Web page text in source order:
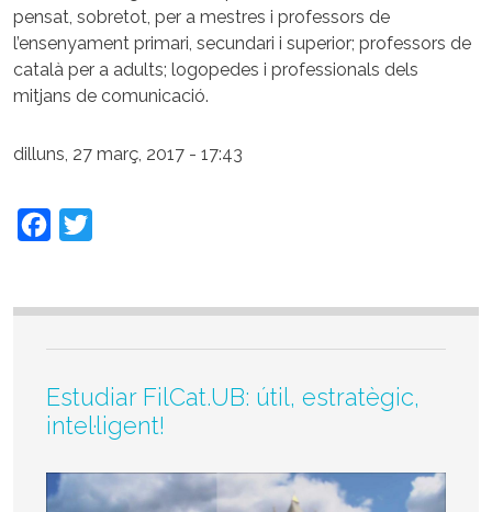
pensat, sobretot, per a mestres i professors de
l’ensenyament primari, secundari i superior; professors de
català per a adults; logopedes i professionals dels
mitjans de comunicació.
dilluns, 27 març, 2017 - 17:43
Facebook
Estudiar FilCat.UB: útil, estratègic,
intel·ligent!